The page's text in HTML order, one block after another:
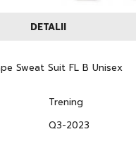
DETALII
Sweat Suit FL B Unisex
Trening
Q3-2023